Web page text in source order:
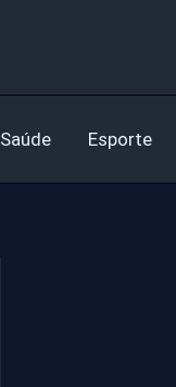
Saúde Esporte